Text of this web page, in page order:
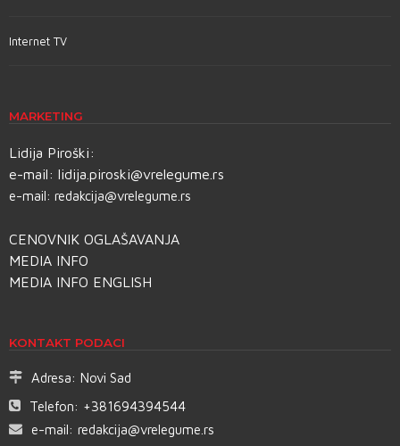
Internet TV
MARKETING
Lidija Piroški:
e-mail: lidija.piroski@vrelegume.rs
e-mail: redakcija@vrelegume.rs
CENOVNIK OGLAŠAVANJA
MEDIA INFO
MEDIA INFO ENGLISH
KONTAKT PODACI
Adresa: Novi Sad
Telefon: +381694394544
e-mail: redakcija@vrelegume.rs